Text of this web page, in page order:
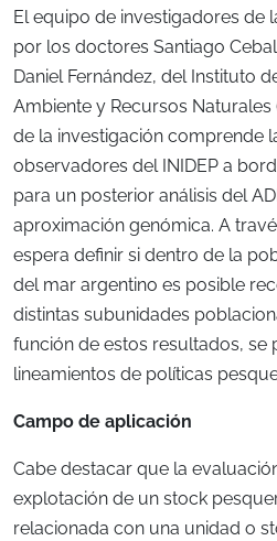
El equipo de investigadores de
por los doctores Santiago
Daniel Fernández, del Instituto
Ambiente y Recursos Naturales
de la investigación comprende
observadores del INIDEP a
para un posterior análisis del
aproximación genómica. A
espera definir si dentro de la
del mar argentino es posible
distintas subunidades
función de estos resultados, se
lineamientos de políticas
Campo de aplicación
Cabe destacar que la
explotación de un stock
relacionada con una unidad o